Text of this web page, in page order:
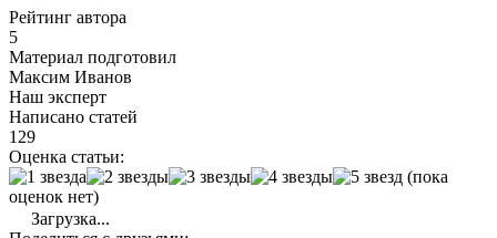
Рейтинг автора
5
Материал подготовил
Максим Иванов
Наш эксперт
Написано статей
129
Оценка статьи:
(пока
оценок нет)
Загрузка...